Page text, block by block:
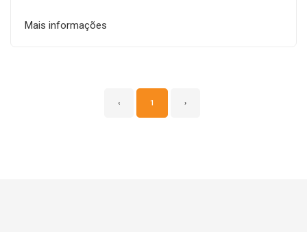
Mais informações
‹ 1 ›